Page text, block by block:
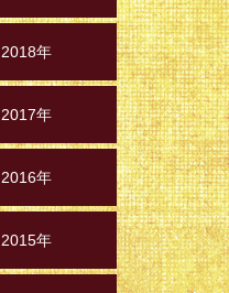
2018年
2017年
2016年
2015年